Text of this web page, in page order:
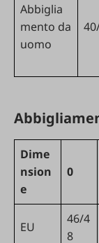
Abbiglia
mento da
uomo
Dime
nsion
e
0
EU
46/4
8